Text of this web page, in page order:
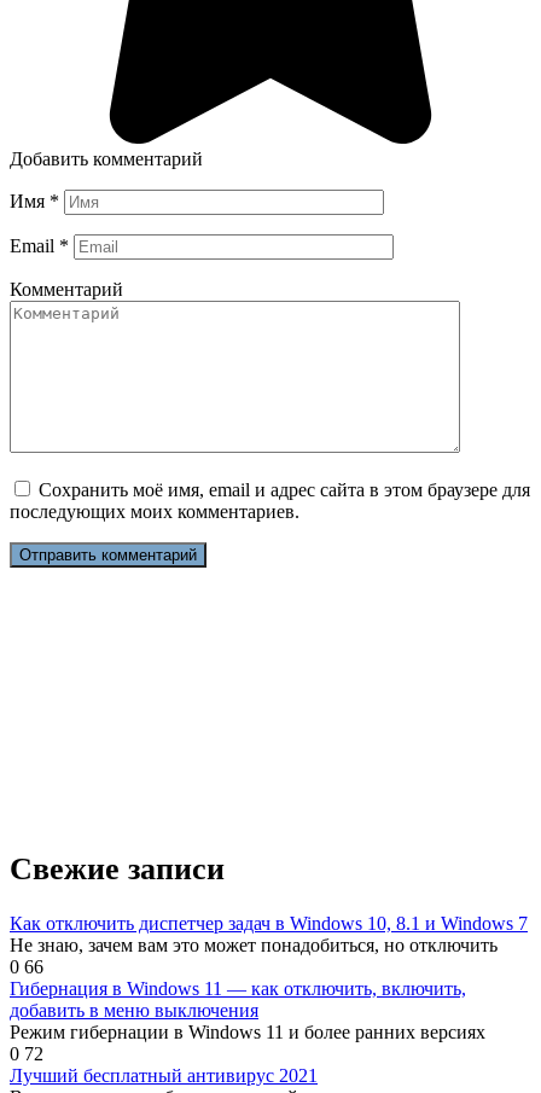
Добавить комментарий
Имя *
Email *
Комментарий
Сохранить моё имя, email и адрес сайта в этом браузере для
последующих моих комментариев.
Свежие записи
Как отключить диспетчер задач в Windows 10, 8.1 и Windows 7
Не знаю, зачем вам это может понадобиться, но отключить
0 66
Гибернация в Windows 11 — как отключить, включить,
добавить в меню выключения
Режим гибернации в Windows 11 и более ранних версиях
0 72
Лучший бесплатный антивирус 2021